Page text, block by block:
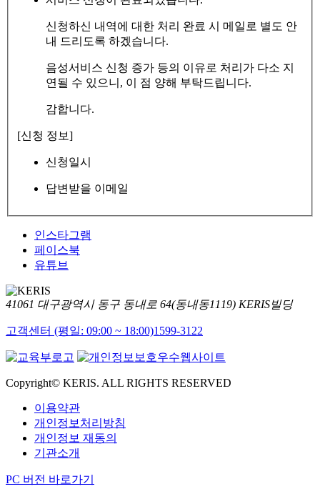
신청하신 내역에 대한 처리 완료 시 메일로 별도 안
내 드리도록 하겠습니다.
음성서비스 신청 증가 등의 이유로 처리가 다소 지
연될 수 있으니, 이 점 양해 부탁드립니다.
감합니다.
[신청 정보]
신청일시
답변받을 이메일
인스타그램
페이스북
유튜브
41061 대구광역시 동구 동내로 64(동내동1119) KERIS빌딩
고객센터 (평일: 09:00 ~ 18:00)1599-3122
Copyright© KERIS. ALL RIGHTS RESERVED
이용약관
개인정보처리방침
개인정보 재동의
기관소개
PC 버전 바로가기